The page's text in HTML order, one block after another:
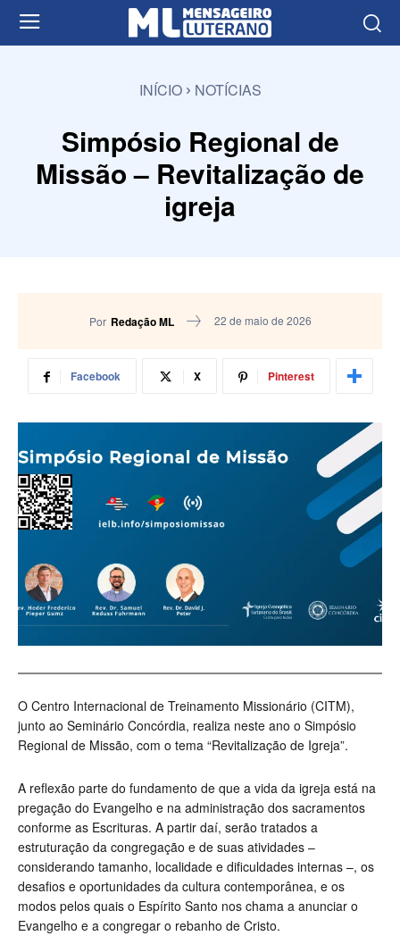
INÍCIO NOTÍCIAS
Simpósio Regional de
Missão – Revitalização de
igreja
Por Redação ML 22 de maio de 2026
Facebook X Pinterest
O Centro Internacional de Treinamento Missionário (CITM),
junto ao Seminário Concórdia, realiza neste ano o Simpósio
Regional de Missão, com o tema “Revitalização de Igreja”.
A reflexão parte do fundamento de que a vida da igreja está na
pregação do Evangelho e na administração dos sacramentos
conforme as Escrituras. A partir daí, serão tratados a
estruturação da congregação e de suas atividades –
considerando tamanho, localidade e dificuldades internas –, os
desafios e oportunidades da cultura contemporânea, e os
modos pelos quais o Espírito Santo nos chama a anunciar o
Evangelho e a congregar o rebanho de Cristo.